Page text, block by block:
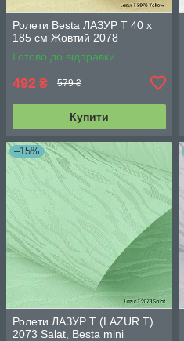
Ролети Besta ЛАЗУР Т 40 х
185 см Жовтий 2078
Готово до відправки
492 ₴ 579 ₴
Купити
–15%
Ролети ЛАЗУР Т (LAZUR T)
2073 Salat, Besta mini